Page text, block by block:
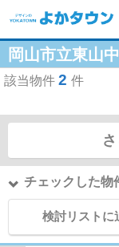
岡山市立東山
該当物件 2 件
チェックした物
検討リストに